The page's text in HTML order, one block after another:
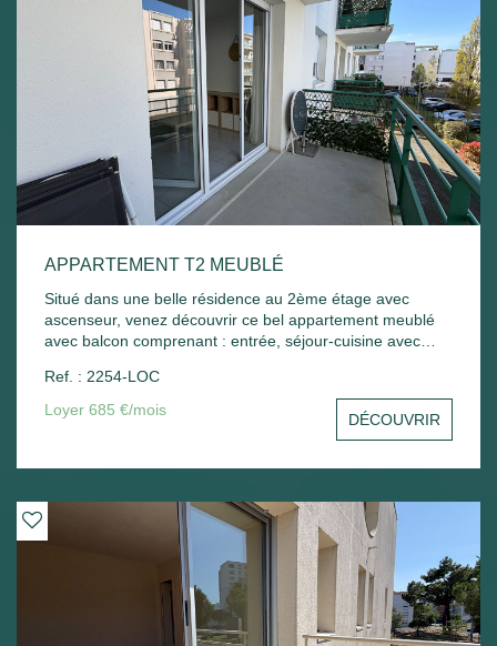
APPARTEMENT T2 MEUBLÉ
Situé dans une belle résidence au 2ème étage avec
ascenseur, venez découvrir ce bel appartement meublé
avec balcon comprenant : entrée, séjour-cuisine avec
Chauffage électrique. Libre de suite
Ref. : 2254-LOC
Loyer 685 €/mois
DÉCOUVRIR